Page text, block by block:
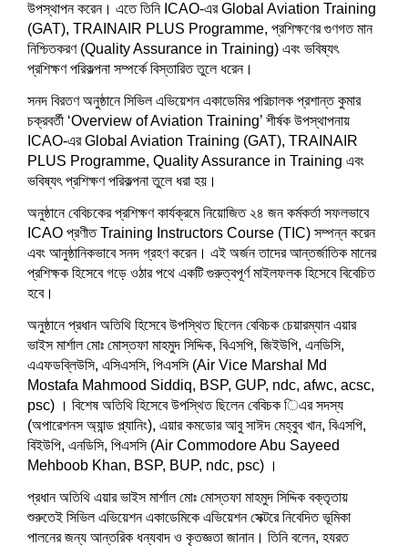
i
n
d
o
)
n
d
o
w
i
n
d
o
w
)
d
o
w
)
w
i
n
d
w
d
o
w
)
d
o
w
)
i
n
d
o
i
n
d
উপস্থাপন করেন। এতে তিনি ICAO-এর Global Aviation Training
(GAT), TRAINAIR PLUS Programme, প্রশিক্ষণের গুণগত মান
নিশ্চিতকরণ (Quality Assurance in Training) এবং ভবিষ্যৎ
প্রশিক্ষণ পরিকল্পনা সম্পর্কে বিস্তারিত তুলে ধরেন।
সনদ বিরতণ অনুষ্ঠানে সিভিল এভিয়েশন একাডেমির পরিচালক প্রশান্ত কুমার
চক্রবর্তী ‘Overview of Aviation Training’ শীর্ষক উপস্থাপনায়
ICAO-এর Global Aviation Training (GAT), TRAINAIR
PLUS Programme, Quality Assurance in Training এবং
ভবিষ্যৎ প্রশিক্ষণ পরিকল্পনা তুলে ধরা হয়।
অনুষ্ঠানে বেবিচকের প্রশিক্ষণ কার্যক্রমে নিয়োজিত ২৪ জন কর্মকর্তা সফলভাবে
ICAO প্রণীত Training Instructors Course (TIC) সম্পন্ন করেন
এবং আনুষ্ঠানিকভাবে সনদ গ্রহণ করেন। এই অর্জন তাদের আন্তর্জাতিক মানের
প্রশিক্ষক হিসেবে গড়ে ওঠার পথে একটি গুরুত্বপূর্ণ মাইলফলক হিসেবে বিবেচিত
হবে।
অনুষ্ঠানে প্রধান অতিথি হিসেবে উপস্থিত ছিলেন বেবিচক চেয়ারম্যান এয়ার
ভাইস মার্শাল মোঃ মোস্তফা মাহমুদ সিদ্দিক, বিএসপি, জিইউপি, এনডিসি,
এএফডব্লিউসি, এসিএসসি, পিএসসি (Air Vice Marshal Md
Mostafa Mahmood Siddiq, BSP, GUP, ndc, afwc, acsc,
psc) । বিশেষ অতিথি হিসেবে উপস্থিত ছিলেন বেবিচক িএর সদস্য
(অপারেশনস অ্যান্ড প্ল্যানিং), এয়ার কমডোর আবু সাঈদ মেহ্‌বুব খান, বিএসপি,
বিইউপি, এনডিসি, পিএসসি (Air Commodore Abu Sayeed
Mehboob Khan, BSP, BUP, ndc, psc) ।
প্রধান অতিথি এয়ার ভাইস মার্শাল মোঃ মোস্তফা মাহমুদ সিদ্দিক বক্তৃতায়
শুরুতেই সিভিল এভিয়েশন একাডেমিকে এভিয়েশন সেক্টরে নিবেদিত ভূমিকা
পালনের জন্য আন্তরিক ধন্যবাদ ও কৃতজ্ঞতা জানান। তিনি বলেন, হযরত